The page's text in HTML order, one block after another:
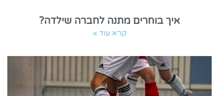
איך בוחרים מתנה לחברה שילדה?
קרא עוד »